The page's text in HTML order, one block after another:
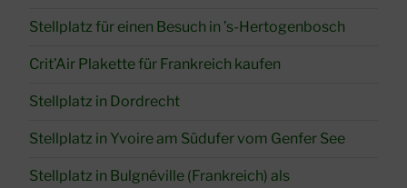
Stellplatz für einen Besuch in ’s-Hertogenbosch
Crit’Air Plakette für Frankreich kaufen
Stellplatz in Dordrecht
Stellplatz in Yvoire am Südufer vom Genfer See
Stellplatz in Bulgnéville (Frankreich) als